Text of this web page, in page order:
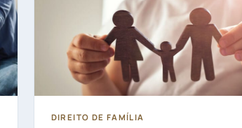
DIREITO DE FAMÍLIA